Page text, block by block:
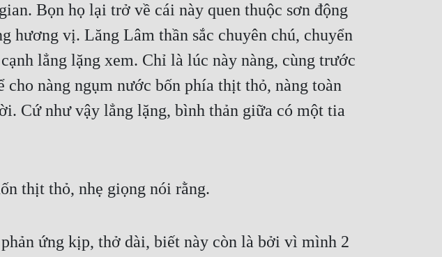
Bọn họ lại trở về cái này quen thuộc sơn động
hương vị. Lăng Lâm thần sắc chuyên chú, chuyển
lẳng lặng xem. Chỉ là lúc này nàng, cùng trước
nàng ngụm nước bốn phía thịt thỏ, nàng toàn
Cứ như vậy lẳng lặng, bình thản giữa có một tia
thịt thỏ, nhẹ giọng nói rằng.
ứng kịp, thở dài, biết này còn là bởi vì mình 2